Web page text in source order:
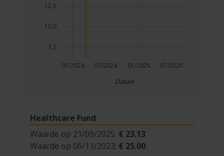
01/2024 01/2025
07/2024 07/2025
7,5
10,0
12,5
Datum
Healthcare Fund
Waarde op 21/09/2025: € 23.13
Waarde op 06/11/2023: € 25.00